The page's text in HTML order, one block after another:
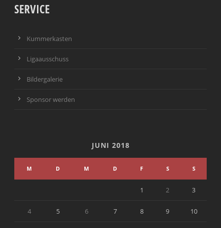
SERVICE
Kummerkasten
Ligaausschuss
Bildergalerie
Sponsor werden
JUNI 2018
M D M D F S S
1 2 3
4 5 6 7 8 9 10